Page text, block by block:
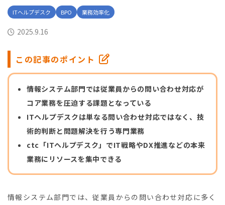
ITヘルプデスク BPO 業務効率化
2025.9.16
この記事のポイント
情報システム部門では従業員からの問い合わせ対応が
コア業務を圧迫する課題となっている
ITヘルプデスクは単なる問い合わせ対応ではなく、技
術的判断と問題解決を行う専門業務
ctc「ITヘルプデスク」でIT戦略やDX推進などの本来
業務にリソースを集中できる
情報システム部門では、従業員からの問い合わせ対応に多く